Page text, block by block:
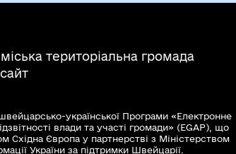
територіальна громада
української Програми «Електронне
влади та участі громади» (EGAP), що
Східна Європа у партнерстві з Міністерством
України за підтримки Швейцарії.